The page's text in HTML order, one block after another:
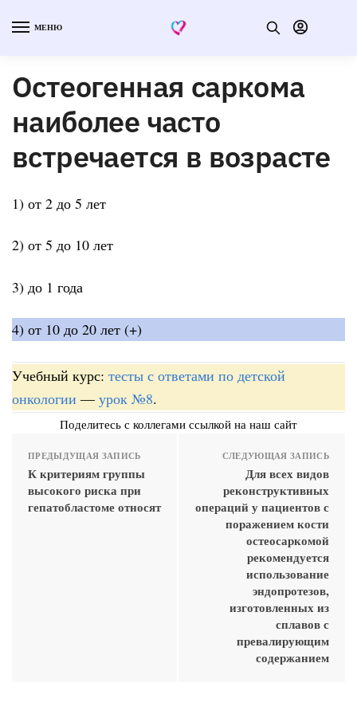
МЕНЮ
Остеогенная саркома
наиболее часто
встречается в возрасте
1) от 2 до 5 лет
2) от 5 до 10 лет
3) до 1 года
4) от 10 до 20 лет (+)
Учебный курс: тесты с ответами по детской
онкологии — урок №8.
Поделитесь с коллегами ссылкой на наш сайт
ПРЕДЫДУЩАЯ ЗАПИСЬ
К критериям группы
высокого риска при
гепатобластоме относят
СЛЕДУЮЩАЯ ЗАПИСЬ
Для всех видов
реконструктивных
операций у пациентов с
поражением кости
остеосаркомой
рекомендуется
использование
эндопротезов,
изготовленных из
сплавов с
превалирующим
содержанием